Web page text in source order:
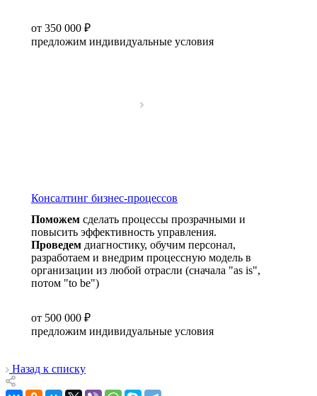
от 350 000 ₽
предложим индивидуальные условия
Консалтинг бизнес-процессов
Поможем сделать процессы прозрачными и
повысить эффективность управления.
Проведем диагностику, обучим персонал,
разработаем и внедрим процессную модель в
организации из любой отрасли (сначала "as is",
потом "to be")
от 500 000 ₽
предложим индивидуальные условия
Назад к списку